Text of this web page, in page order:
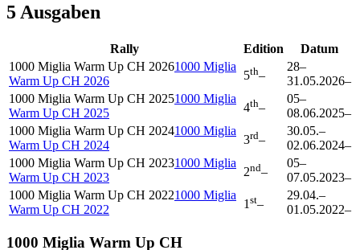
5 Ausgaben
Rally Edition
Datum
1000 Miglia Warm Up CH 20261000 Miglia
Warm Up CH 2026
5th–
28–
31.05.2026–
1000 Miglia Warm Up CH 20251000 Miglia
Warm Up CH 2025
4th–
05–
08.06.2025–
1000 Miglia Warm Up CH 20241000 Miglia
Warm Up CH 2024
3rd–
30.05.–
02.06.2024–
1000 Miglia Warm Up CH 20231000 Miglia
Warm Up CH 2023
2nd–
05–
07.05.2023–
1000 Miglia Warm Up CH 20221000 Miglia
Warm Up CH 2022
1 st–
29.04.–
01.05.2022–
1000 Miglia Warm Up CH